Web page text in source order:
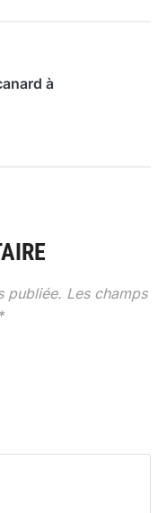
à
publiée. Les champs
*